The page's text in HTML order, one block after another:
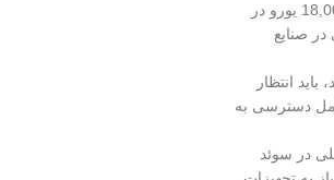
رشته‌های مهندسی و علوم کامپیوتر: شهریه این رشته‌ها معمولاً بین 12,000 تا 18,000 یورو در
صنایع
انتظار
هزینه شامل دسترسی به
در سوئد